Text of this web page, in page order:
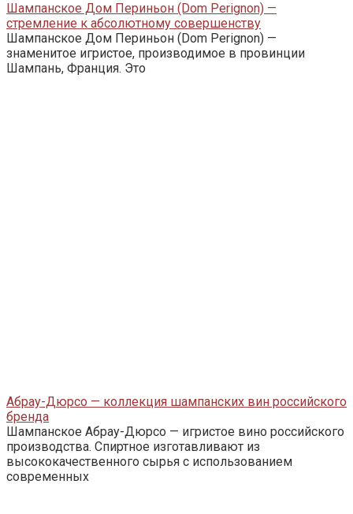
Шампанское Дом Периньон (Dom Perignon) —
стремление к абсолютному совершенству
Шампанское Дом Периньон (Dom Perignon) —
знаменитое игристое, производимое в провинции
Шампань, Франция. Это
Абрау-Дюрсо — коллекция шампанских вин российского
бренда
Шампанское Абрау-Дюрсо — игристое вино российского
производства. Спиртное изготавливают из
высококачественного сырья с использованием
современных